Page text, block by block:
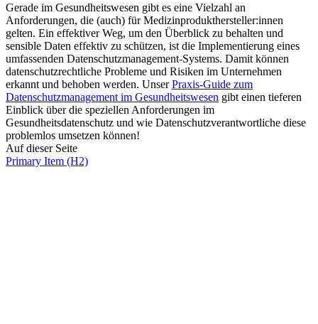
Gerade im Gesundheitswesen gibt es eine Vielzahl an
Anforderungen, die (auch) für Medizinprodukthersteller:innen
gelten. Ein effektiver Weg, um den Überblick zu behalten und
sensible Daten effektiv zu schützen, ist die Implementierung eines
umfassenden Datenschutzmanagement-Systems. Damit können
datenschutzrechtliche Probleme und Risiken im Unternehmen
erkannt und behoben werden. UnserPraxis-Guide zum
Datenschutzmanagement im Gesundheitswesen gibt einen tieferen
Einblick über die speziellen Anforderungen im
Gesundheitsdatenschutz und wie Datenschutzverantwortliche diese
problemlos umsetzen können!
Auf dieser Seite
Primary Item (H2)